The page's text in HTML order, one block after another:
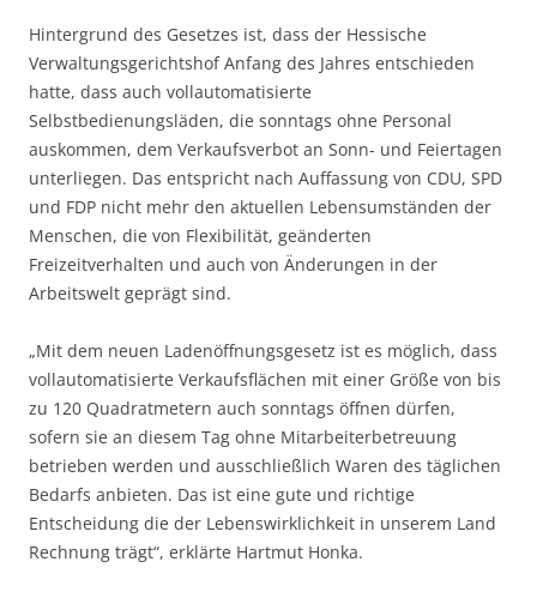
Hintergrund des Gesetzes ist, dass der Hessische
Verwaltungsgerichtshof Anfang des Jahres entschieden
hatte, dass auch vollautomatisierte
Selbstbedienungsläden, die sonntags ohne Personal
auskommen, dem Verkaufsverbot an Sonn- und Feiertagen
unterliegen. Das entspricht nach Auffassung von CDU, SPD
und FDP nicht mehr den aktuellen Lebensumständen der
Menschen, die von Flexibilität, geänderten
Freizeitverhalten und auch von Änderungen in der
Arbeitswelt geprägt sind.
„Mit dem neuen Ladenöffnungsgesetz ist es möglich, dass
vollautomatisierte Verkaufsflächen mit einer Größe von bis
zu 120 Quadratmetern auch sonntags öffnen dürfen,
sofern sie an diesem Tag ohne Mitarbeiterbetreuung
betrieben werden und ausschließlich Waren des täglichen
Bedarfs anbieten. Das ist eine gute und richtige
Entscheidung die der Lebenswirklichkeit in unserem Land
Rechnung trägt“, erklärte Hartmut Honka.